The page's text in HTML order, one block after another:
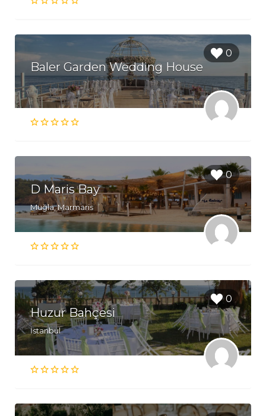
0
Baler Garden Wedding House
0
D Maris Bay
Muğla, Marmaris
0
Huzur Bahçesi
İstanbul